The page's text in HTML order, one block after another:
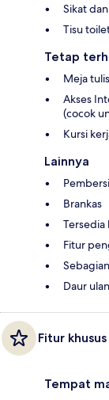
Sikat
Tisu
Tetap
Meja tulis
Akses
(cocok
Kursi
Lainnya
Brankas
Fitur
Daur
Fitur khusus
Tempat